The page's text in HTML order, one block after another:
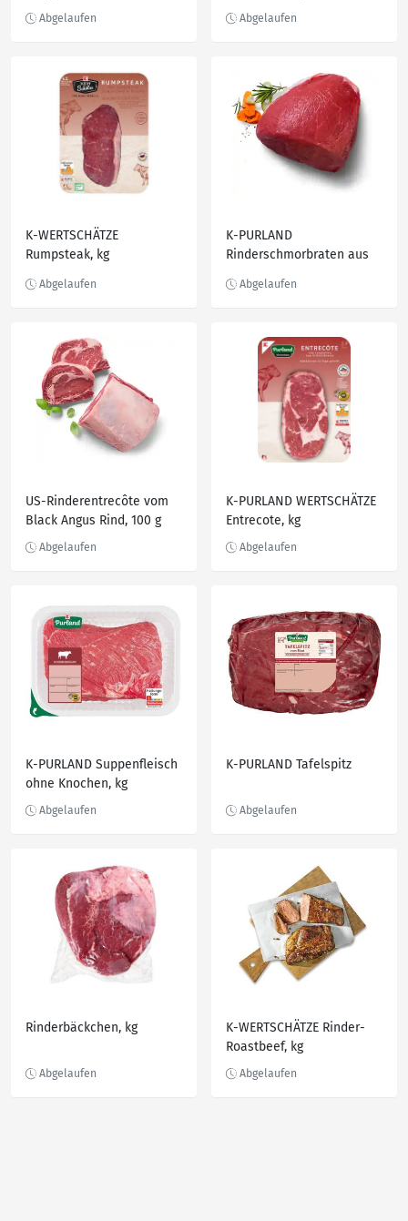
K-WERTSCHÄTZE
Rumpsteak, kg
K-PURLAND
Rinderschmorbraten aus
kg
US-Rinderentrecôte vom
Black Angus Rind, 100 g
K-PURLAND WERTSCHÄTZE
Entrecote, kg
K-PURLAND Suppenfleisch
ohne Knochen, kg
K-PURLAND Tafelspitz
Rinderbäckchen, kg
K-WERTSCHÄTZE Rinder-
Roastbeef, kg